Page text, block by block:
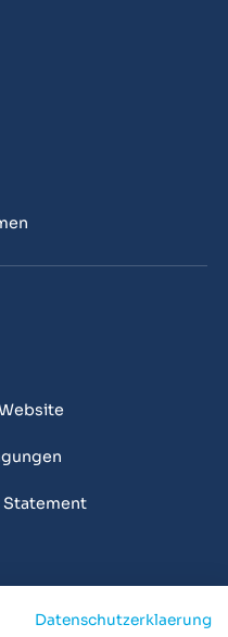
Statement
Datenschutzerklaerung